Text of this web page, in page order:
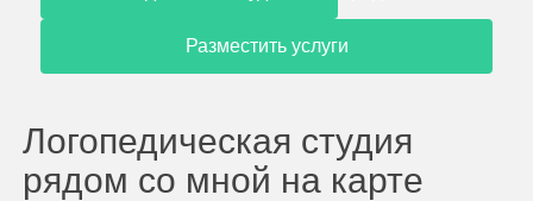
Разместить услуги
Логопедическая студия
рядом со мной на карте